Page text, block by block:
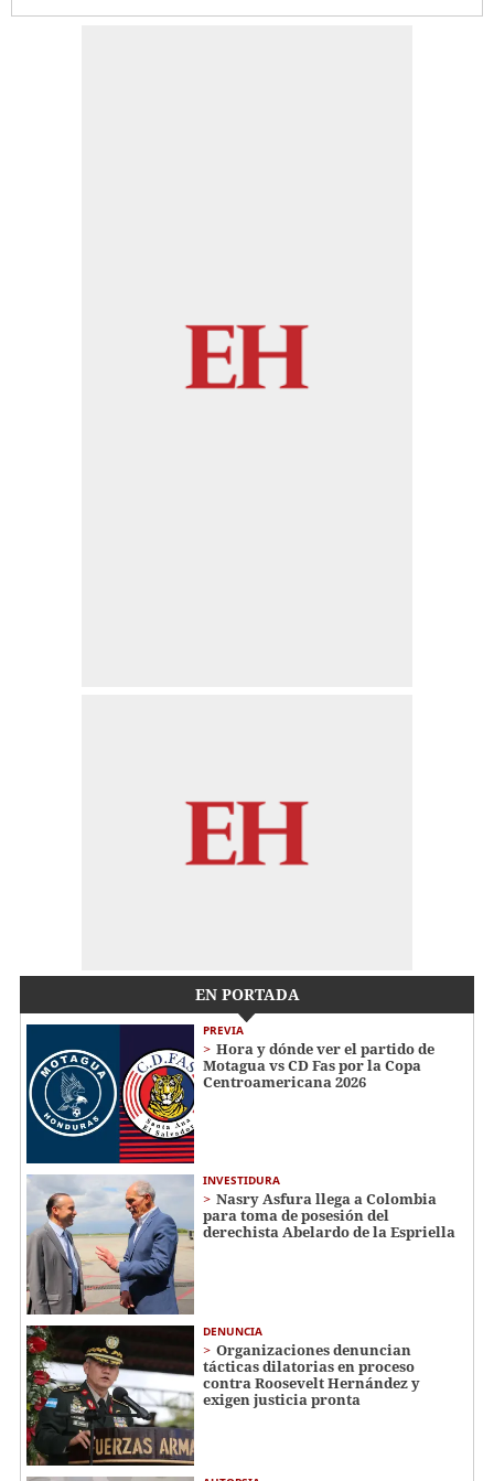
EN PORTADA
PREVIA
Hora y dónde ver el partido de
Motagua vs CD Fas por la Copa
Centroamericana 2026
INVESTIDURA
Nasry Asfura llega a Colombia
para toma de posesión del
derechista Abelardo de la Espriella
DENUNCIA
Organizaciones denuncian
tácticas dilatorias en proceso
contra Roosevelt Hernández y
exigen justicia pronta